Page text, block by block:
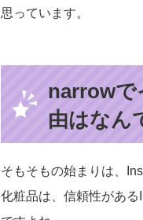
思っています。
narrowで
由はなん
そもそもの始まりは、
化粧品は、信頼性があ